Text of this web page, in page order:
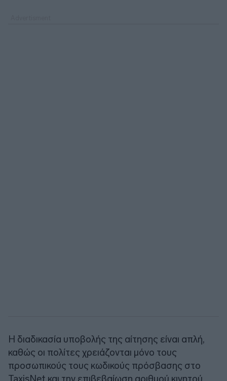
Η διαδικασία υποβολής της αίτησης είναι απλή,
καθώς οι πολίτες χρειάζονται μόνο τους
προσωπικούς τους κωδικούς πρόσβασης στο